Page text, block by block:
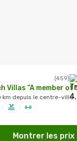
(459)
Villas “A member
km depuis le centre-ville
Montrer les prix